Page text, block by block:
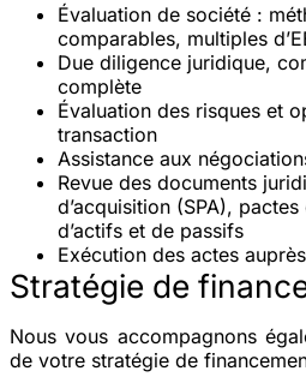
Évaluation de société :
comparables, multiples
Due diligence juridique,
complète
Évaluation des risques et
transaction
Assistance aux
Revue des documents
d’acquisition (SPA),
d’actifs et de passifs
Exécution des actes
Stratégie de
Nous vous accompagnons
de votre stratégie de